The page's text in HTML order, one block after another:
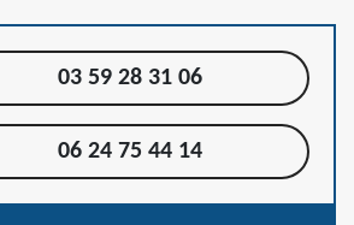
03 59 28 31 06
06 24 75 44 14